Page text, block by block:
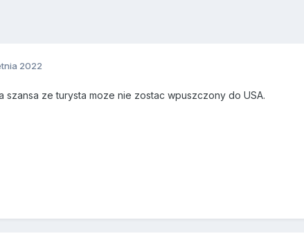
2022
szansa ze turysta moze nie zostac wpuszczony do USA.